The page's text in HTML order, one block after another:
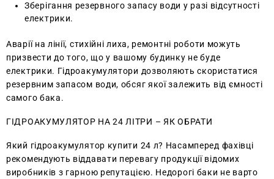
Зберігання резервного запасу води у разі відсутності
електрики.
Аварії на лінії, стихійні лиха, ремонтні роботи можуть
призвести до того, що у вашому будинку не буде
електрики. Гідроакумулятори дозволяють скористатися
резервним запасом води, обсяг якої залежить від ємності
самого бака.
ГІДРОАКУМУЛЯТОР НА 24 ЛІТРИ – ЯК ОБРАТИ
Який гідроакумулятор купити 24 л? Насамперед фахівці
рекомендують віддавати перевагу продукції відомих
виробників з гарною репутацією. Недорогі баки не варто